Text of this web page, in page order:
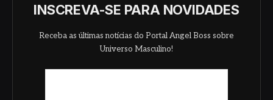
INSCREVA-SE PARA NOVIDADES
Receba as últimas notícias do Portal Angel Boss sobre
Universo Masculino!